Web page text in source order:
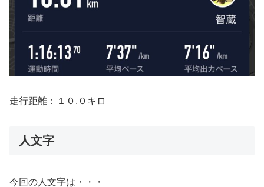
走行距離：１０.０キロ
人文字
今回の人文字は・・・